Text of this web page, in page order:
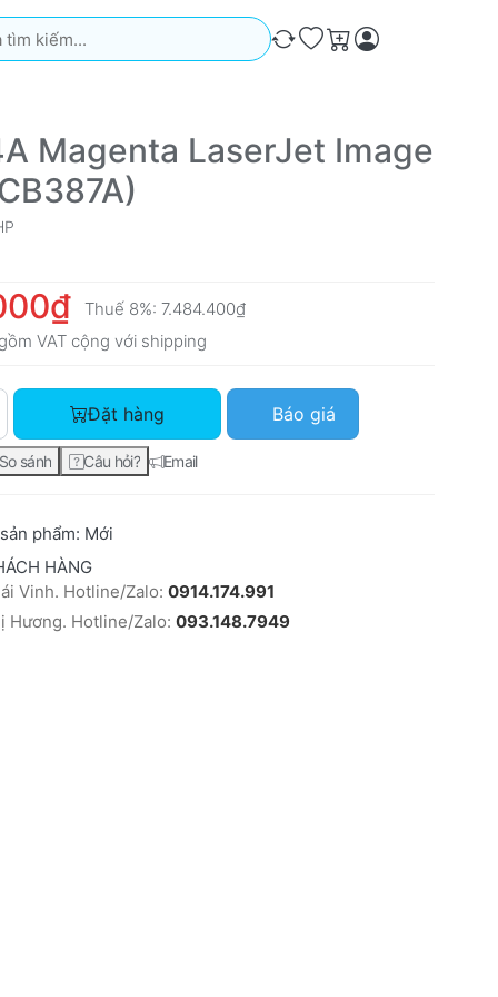
Kết quả sẽ tự động xuất hiện khi bạn nhập. Nhấn phím
So sánh
Ưa thích
Giỏ hàng
Magenta LaserJet Image
Thuế 8%: 7.484.400₫
VAT cộng với shipping
HP 824A Magenta LaserJet Image Drum (CB387A) với giá
Đặt hàng Báo giá
So sánh Câu hỏi? Email
phẩm: Mới
HÀNG
Vinh. Hotline/Zalo: 0914.174.991
Hương. Hotline/Zalo: 093.148.7949